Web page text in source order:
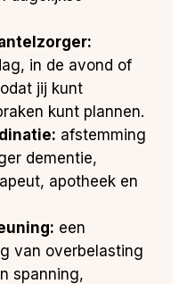
in de avond of
jij kunt
kunt plannen.
afstemming
dementie,
apotheek en
een
van overbelasting
spanning,